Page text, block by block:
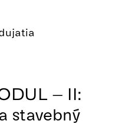
– II:
stavebný